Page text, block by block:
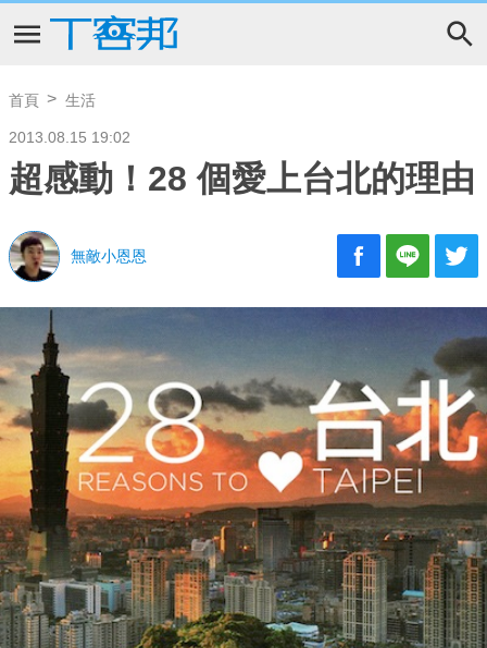
首頁 生活
2013.08.15 19:02
超感動！28 個愛上台北的理由
無敵小恩恩